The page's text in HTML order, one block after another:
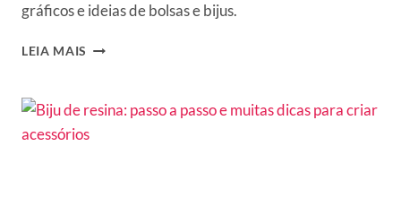
gráficos e ideias de bolsas e bijus.
LEIA MAIS ACESSÓRIO
DE